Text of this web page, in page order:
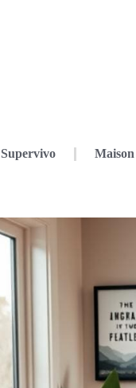
Supervivo Maison